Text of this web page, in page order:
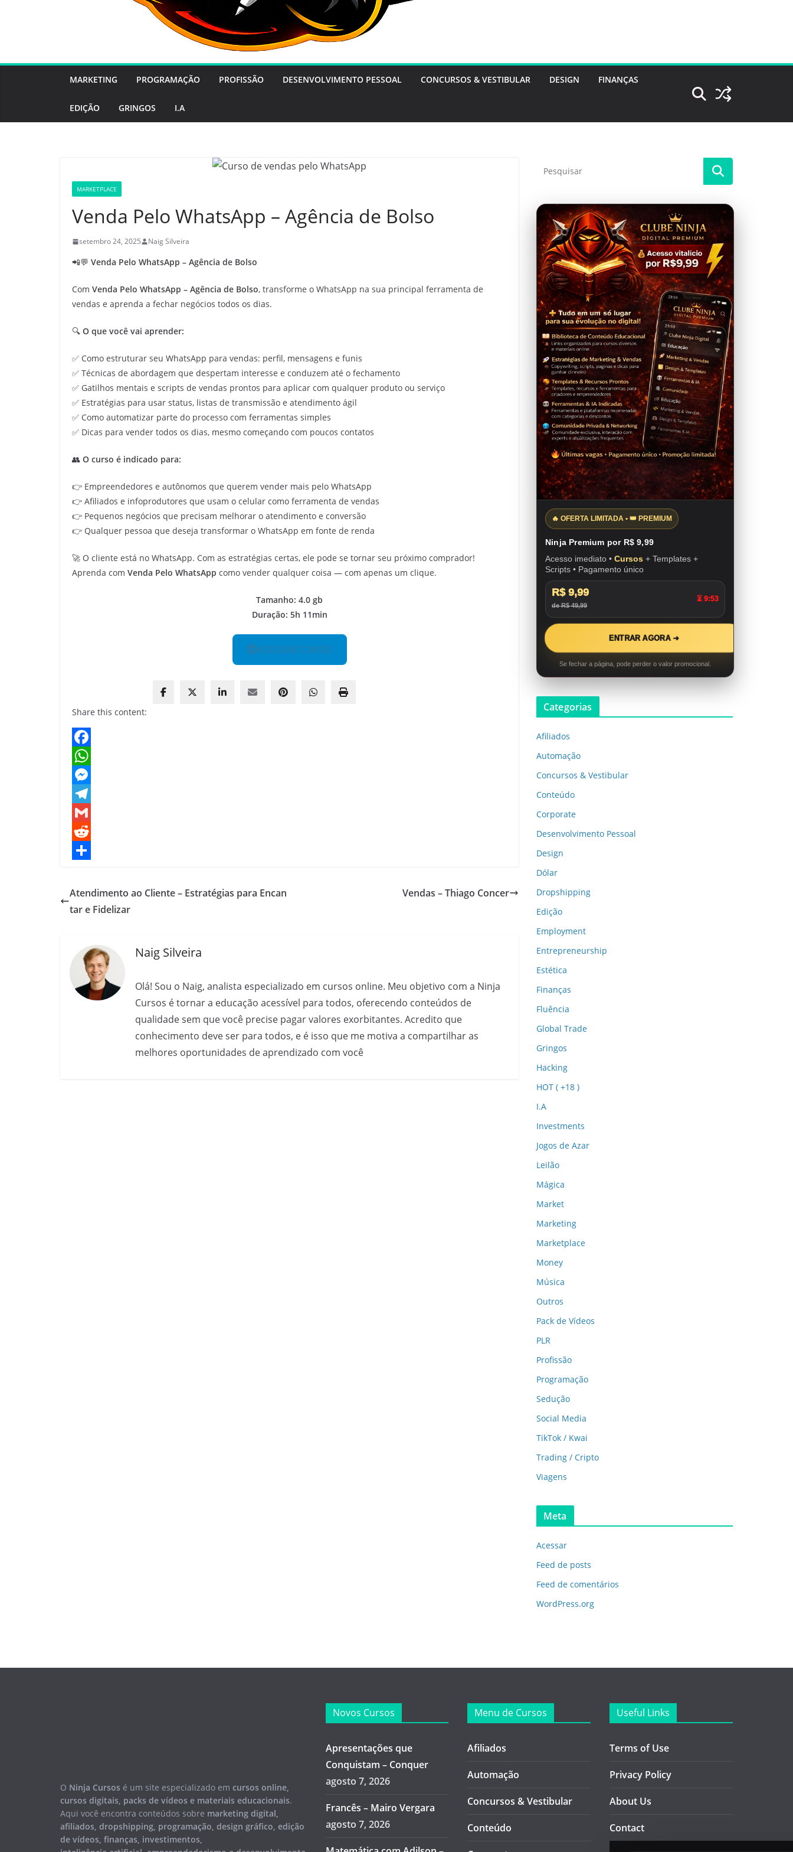
MARKETING PROGRAMAÇÃO PROFISSÃO DESENVOLVIMENTO PESSOAL CONCURSOS & VESTIBULAR DESIGN FINANÇAS
EDIÇÃO GRINGOS I.A
MARKETPLACE
Venda Pelo WhatsApp – Agência de Bolso
setembro 24, 2025 Naig Silveira
📲💬 Venda Pelo WhatsApp – Agência de Bolso
Com Venda Pelo WhatsApp – Agência de Bolso, transforme o WhatsApp na sua principal ferramenta de
vendas e aprenda a fechar negócios todos os dias.
🔍 O que você vai aprender:
✅ Como estruturar seu WhatsApp para vendas: perfil, mensagens e funis
✅ Técnicas de abordagem que despertam interesse e conduzem até o fechamento
✅ Gatilhos mentais e scripts de vendas prontos para aplicar com qualquer produto ou serviço
✅ Estratégias para usar status, listas de transmissão e atendimento ágil
✅ Como automatizar parte do processo com ferramentas simples
✅ Dicas para vender todos os dias, mesmo começando com poucos contatos
👥 O curso é indicado para:
👉 Empreendedores e autônomos que querem vender mais pelo WhatsApp
👉 Afiliados e infoprodutores que usam o celular como ferramenta de vendas
👉 Pequenos negócios que precisam melhorar o atendimento e conversão
👉 Qualquer pessoa que deseja transformar o WhatsApp em fonte de renda
🚀 O cliente está no WhatsApp. Com as estratégias certas, ele pode se tornar seu próximo comprador!
Aprenda com Venda Pelo WhatsApp como vender qualquer coisa — com apenas um clique.
Tamanho: 4.0 gb
Duração: 5h 11min
ACESSAR CURSO
Share this content:
F
a
c
e
b
o
k
W
h
a
t
s
p
p
M
e
s
s
n
g
T
e
g
r
G
m
i
l
R
d
d
h
a
Atendimento ao Cliente – Estratégias para Encan
tar e Fidelizar
Vendas – Thiago Concer
Naig Silveira
Olá! Sou o Naig, analista especializado em cursos online. Meu objetivo com a Ninja
Cursos é tornar a educação acessível para todos, oferecendo conteúdos de
qualidade sem que você precise pagar valores exorbitantes. Acredito que
conhecimento deve ser para todos, e é isso que me motiva a compartilhar as
melhores oportunidades de aprendizado com você
🔥 OFERTA LIMITADA • 👑 PREMIUM
Ninja Premium por R$ 9,99
Acesso imediato • Cursos + Templates +
Scripts • Pagamento único
R$ 9,99
de R$ 49,99
⏳ 9:52
ENTRAR AGORA ➜
Se fechar a página, pode perder o valor promocional.
Categorias
Afiliados
Automação
Concursos & Vestibular
Conteúdo
Corporate
Desenvolvimento Pessoal
Design
Dólar
Dropshipping
Edição
Employment
Entrepreneurship
Estética
Finanças
Fluência
Global Trade
Gringos
Hacking
HOT ( +18 )
I.A
Investments
Jogos de Azar
Leilão
Mágica
Market
Marketing
Marketplace
Money
Música
Outros
Pack de Vídeos
PLR
Profissão
Programação
Sedução
Social Media
TikTok / Kwai
Trading / Cripto
Viagens
Meta
Acessar
Feed de posts
Feed de comentários
WordPress.org
O Ninja Cursos é um site especializado em cursos online,
cursos digitais, packs de vídeos e materiais educacionais.
Aqui você encontra conteúdos sobre marketing digital,
afiliados, dropshipping, programação, design gráfico, edição
de vídeos, finanças, investimentos,
Novos Cursos
Apresentações que
Conquistam – Conquer
agosto 7, 2026
Francês – Mairo Vergara
agosto 7, 2026
Menu de Cursos
Afiliados
Automação
Concursos & Vestibular
Conteúdo
Useful Links
Terms of Use
Privacy Policy
About Us
Contact